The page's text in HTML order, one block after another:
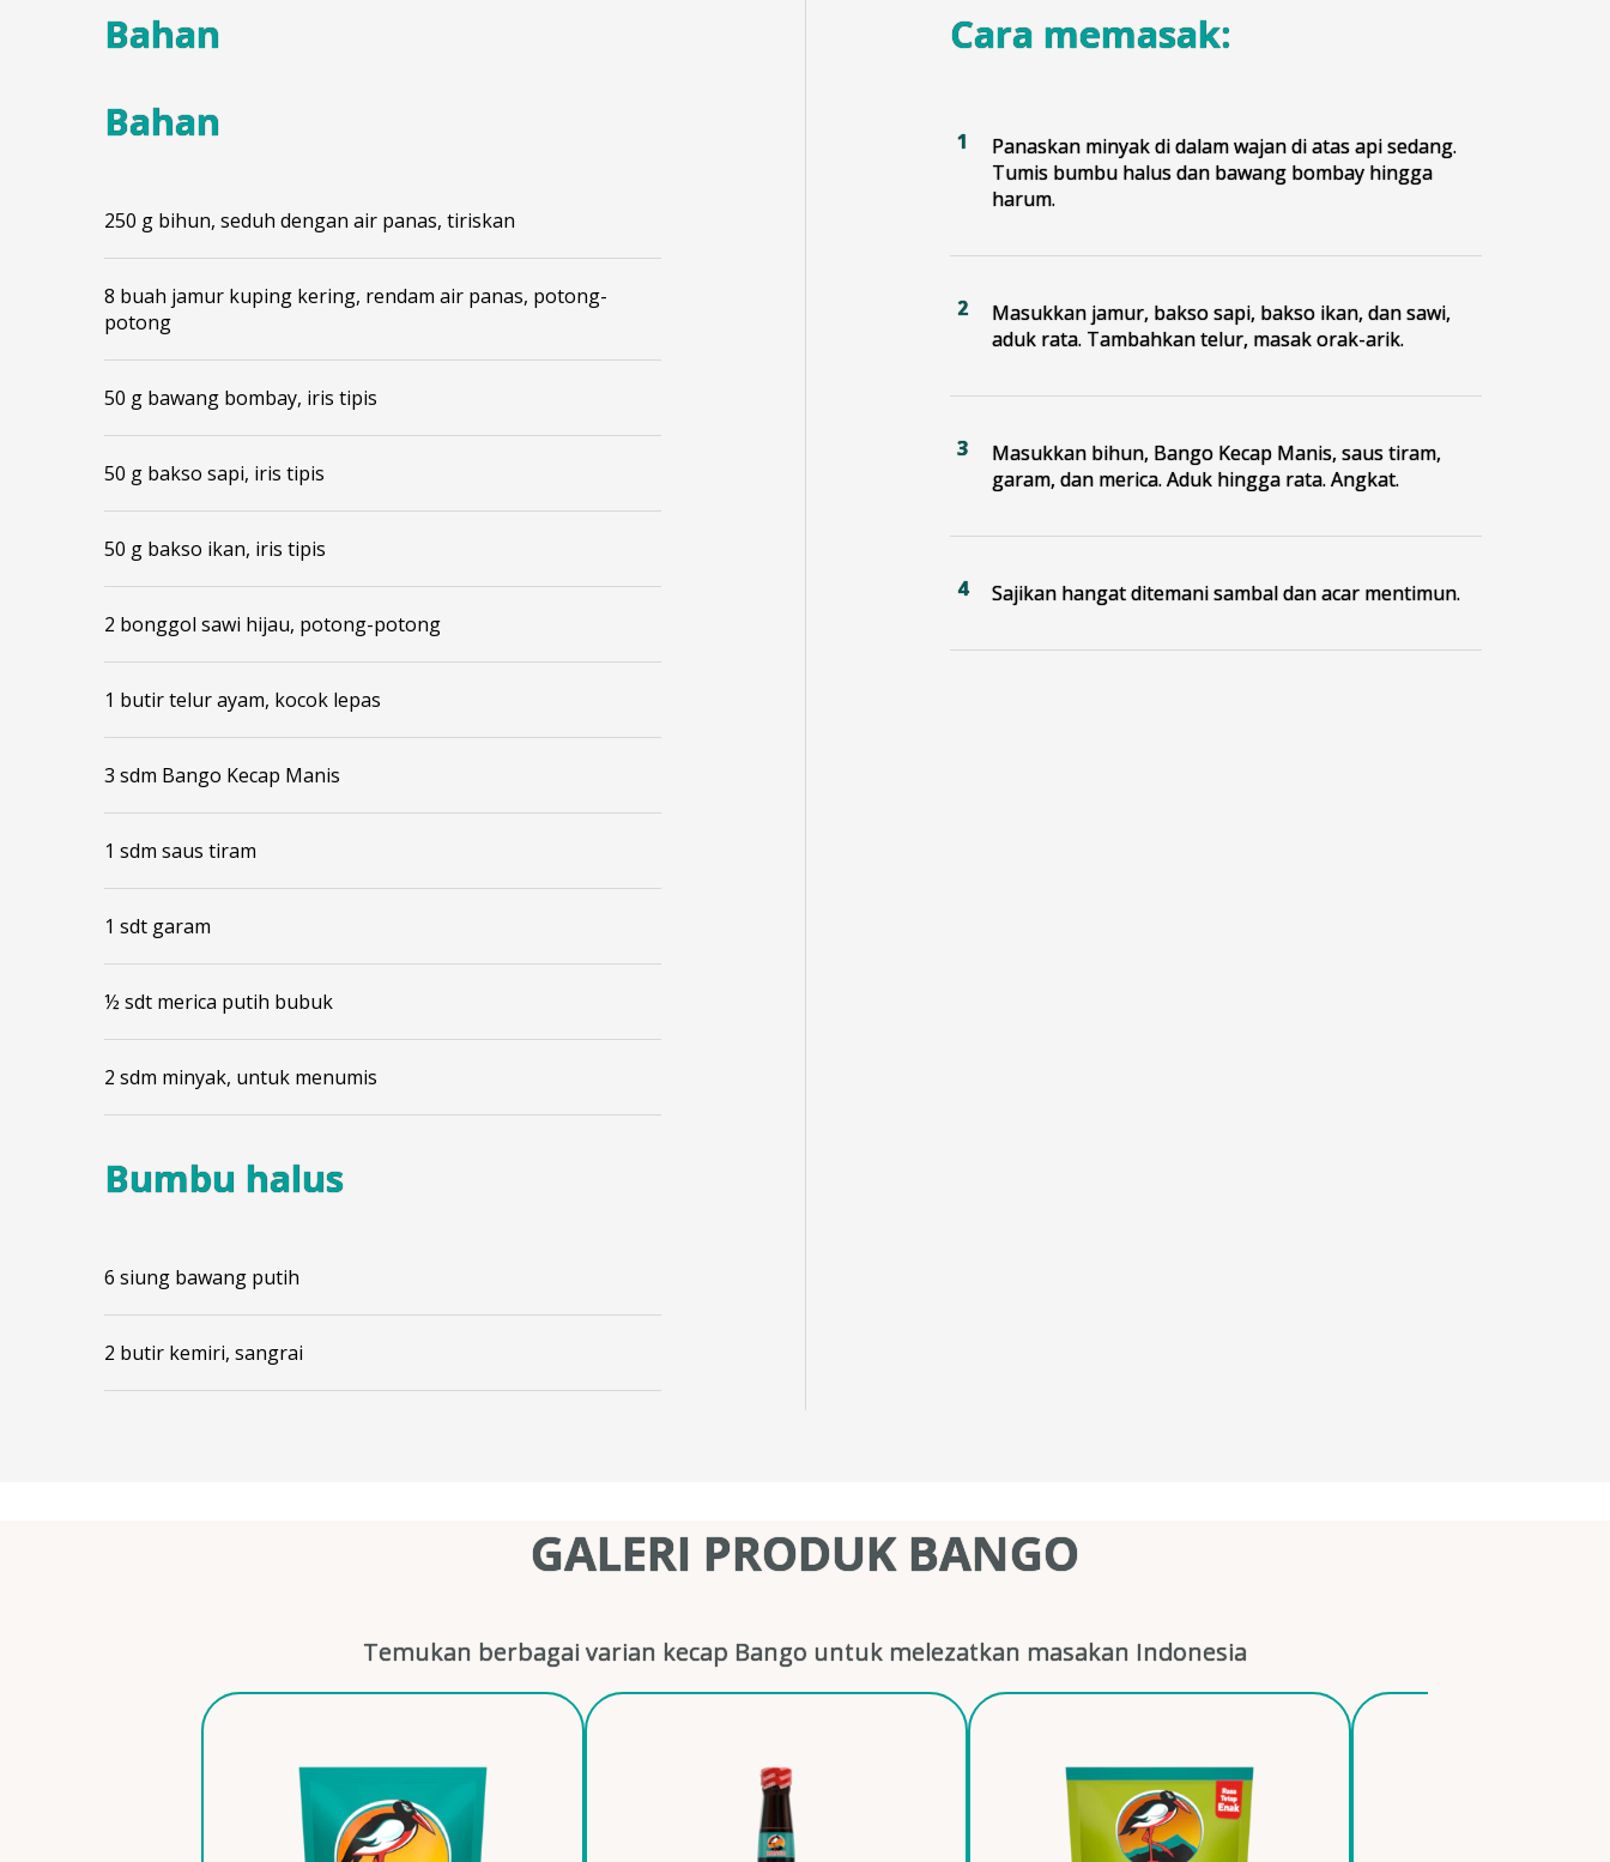
Bahan
Bahan
250 g bihun, seduh dengan air panas, tiriskan
8 buah jamur kuping kering, rendam air panas, potong-
potong
50 g bawang bombay, iris tipis
50 g bakso sapi, iris tipis
50 g bakso ikan, iris tipis
2 bonggol sawi hijau, potong-potong
1 butir telur ayam, kocok lepas
3 sdm Bango Kecap Manis
1 sdm saus tiram
1 sdt garam
½ sdt merica putih bubuk
2 sdm minyak, untuk menumis
Bumbu halus
6 siung bawang putih
2 butir kemiri, sangrai
Cara memasak:
Panaskan minyak di dalam wajan di atas api sedang.
Tumis bumbu halus dan bawang bombay hingga
harum.
Masukkan jamur, bakso sapi, bakso ikan, dan sawi,
aduk rata. Tambahkan telur, masak orak-arik.
Masukkan bihun, Bango Kecap Manis, saus tiram,
garam, dan merica. Aduk hingga rata. Angkat.
Sajikan hangat ditemani sambal dan acar mentimun.
GALERI PRODUK BANGO
Temukan berbagai varian kecap Bango untuk melezatkan masakan Indonesia